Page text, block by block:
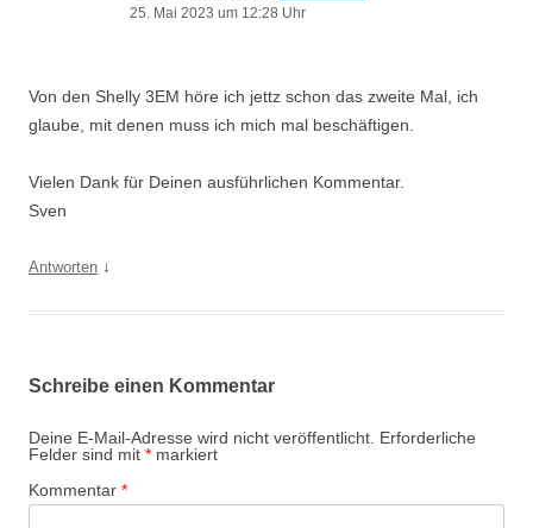
25. Mai 2023 um 12:28 Uhr
Von den Shelly 3EM höre ich jettz schon das zweite Mal, ich
glaube, mit denen muss ich mich mal beschäftigen.
Vielen Dank für Deinen ausführlichen Kommentar.
Sven
Antworten ↓
Schreibe einen Kommentar
Deine E-Mail-Adresse wird nicht veröffentlicht. Erforderliche
Felder sind mit * markiert
Kommentar *